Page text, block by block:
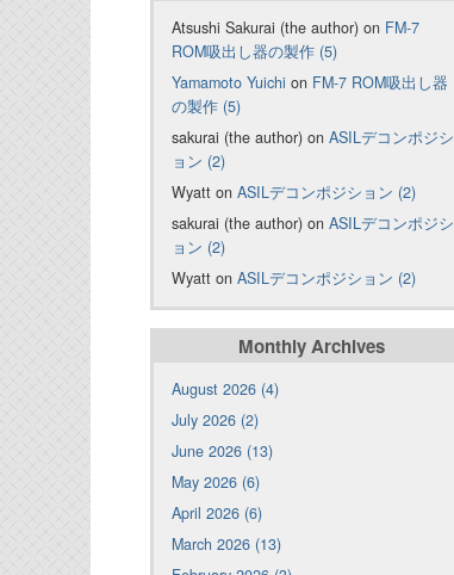
Atsushi Sakurai (the author) on FM-7
ROM吸出し器の製作 (5)
Yamamoto Yuichi on FM-7 ROM吸出し器
の製作 (5)
sakurai (the author) on ASILデコンポジシ
ョン (2)
Wyatt on ASILデコンポジション (2)
sakurai (the author) on ASILデコンポジシ
ョン (2)
Wyatt on ASILデコンポジション (2)
Monthly Archives
August 2026 (4)
July 2026 (2)
June 2026 (13)
May 2026 (6)
April 2026 (6)
March 2026 (13)